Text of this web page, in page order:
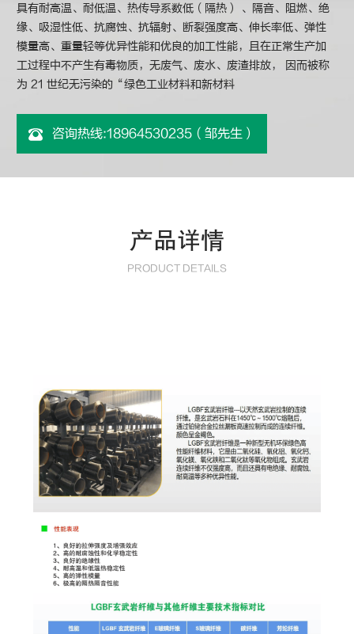
具有耐高温、耐低温、热传导系数低（隔热） 、隔音、阻燃、绝
缘、吸湿性低、抗腐蚀、抗辐射、断裂强度高、伸长率低、弹性
模量高、重量轻等优异性能和优良的加工性能，且在正常生产加
工过程中不产生有毒物质，无废气、废水、废渣排放， 因而被称
为 21 世纪无污染的“绿色工业材料和新材料
咨询热线:18964530235（邹先生）
产品详情
PRODUCT DETAILS